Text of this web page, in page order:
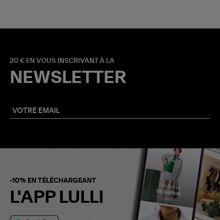
20 € EN VOUS INSCRIVANT À LA
NEWSLETTER
-10% EN TÉLÉCHARGEANT
L'APP LULLI